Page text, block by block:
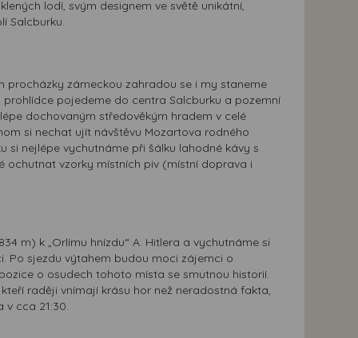
lodí, svým designem ve světě unikátní,
Salcburku.
procházky zámeckou zahradou se i my staneme
pojedeme do centra Salcburku a pozemní
dochovaným středověkým hradem v celé
si nechat ujít návštěvu Mozartova rodného
si nejlépe vychutnáme při šálku lahodné kávy s
ochutnat vzorky místních piv (místní doprava i
m) k „Orlímu hnízdu“ A. Hitlera a vychutnáme si
Po sjezdu výtahem budou moci zájemci o
o osudech tohoto místa se smutnou historií.
raději vnímají krásu hor než neradostná fakta,
v cca 21:30.